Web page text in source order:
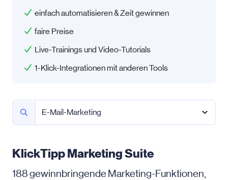
einfach automatisieren & Zeit gewinnen
faire Preise
Live-Trainings und Video-Tutorials
1-Klick-Integrationen mit anderen Tools
E-Mail-Marketing
KlickTipp Marketing Suite
188 gewinnbringende Marketing-Funktionen,